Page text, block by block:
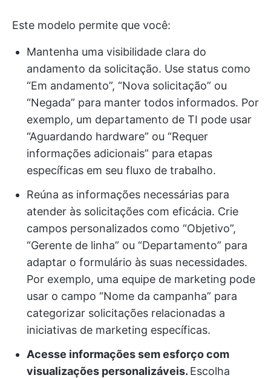
Este modelo permite que você:
Mantenha uma visibilidade clara do
andamento da solicitação. Use status como
“Em andamento”, “Nova solicitação” ou
“Negada” para manter todos informados. Por
exemplo, um departamento de TI pode usar
“Aguardando hardware” ou “Requer
informações adicionais” para etapas
específicas em seu fluxo de trabalho.
Reúna as informações necessárias para
atender às solicitações com eficácia. Crie
campos personalizados como “Objetivo”,
“Gerente de linha” ou “Departamento” para
adaptar o formulário às suas necessidades.
Por exemplo, uma equipe de marketing pode
usar o campo “Nome da campanha” para
categorizar solicitações relacionadas a
iniciativas de marketing específicas.
Acesse informações sem esforço com
visualizações personalizáveis. Escolha